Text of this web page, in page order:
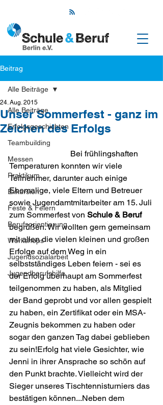
Beitrag
Alle Beiträge
Erfolgsgeschichten
Teambuilding
Messen
Praktikum
Exkursion
Feste & Feiern
Berufsorientierung
Workshops
Jugendsozialarbeit
Jugendberufshilfe
Alle Beiträge
Unser Sommerfest - ganz im
Zeichen des Erfolgs
24. Aug. 2015
Temperaturen konnten wir viele
Teilnehmer, darunter auch einige
Ehemalige, viele Eltern und Betreuer
sowie Jugendamtmitarbeiter am 15. Juli
zum Sommerfest von Schule & Beruf
be­grüßen. Wir wollten gern gemeinsam
mit allen die vielen kleinen und großen
Erfolge auf dem Weg in ein
selbstständiges Leben feiern - sei es
der Erfolg überhaupt am Sommerfest
teilgenommen zu haben, als Mitglied
der Band geprobt und vor allen gespielt
zu haben, ein Zertifikat oder ein MSA-
Zeugnis bekommen zu haben oder
sogar den ganzen Tag dabei geblieben
zu sein!Erfolg hat viele Gesichter, wie
Jenni in ihrer Ansprache so schön auf
den Punkt brachte. Vielleicht wird der
Sieger unseres Tischtennisturniers das
bestätigen können...Neben dem